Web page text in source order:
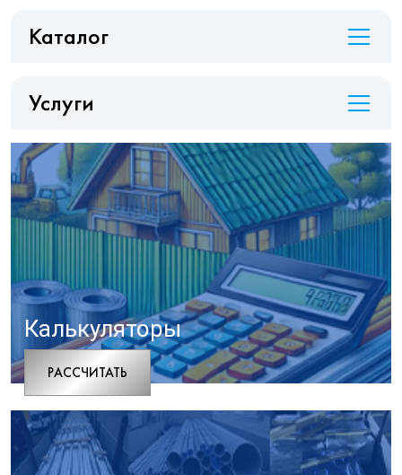
Каталог
Услуги
Калькуляторы
РАCСЧИТАТЬ